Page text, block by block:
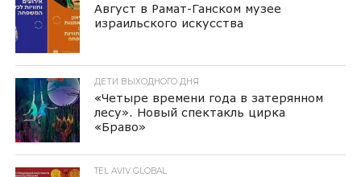
Август в Рамат-Ганском музее
израильского искусства
ДЕТИ ВЫХОДНОГО ДНЯ
«Четыре времени года в затерянном
лесу». Новый спектакль цирка
«Браво»
TEL AVIV GLOBAL